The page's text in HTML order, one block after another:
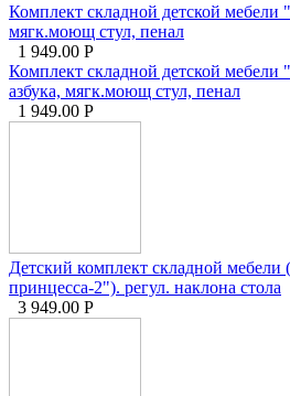
Комплект складной детской
мягк.моющ стул, пенал
1 949.00 Р
Комплект складной детской
азбука, мягк.моющ стул, пенал
1 949.00 Р
Детский комплект складной мебели
принцесса-2"). регул. наклона стола
3 949.00 Р